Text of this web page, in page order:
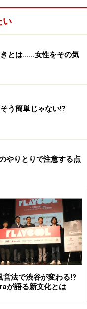
い
とは……女性をその気
う簡単じゃない⁉︎
やりとりで注意する点
営法で渋谷が変わる!?
が語る新文化とは